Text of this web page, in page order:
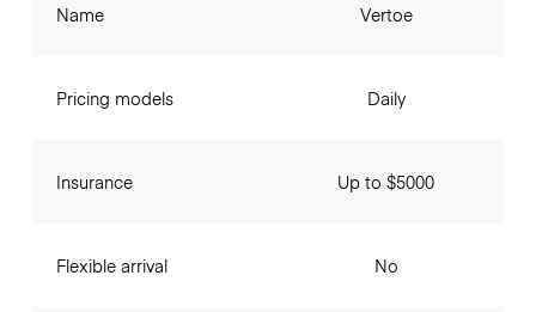
Name
Pricing models
Insurance
Flexible arrival
Vertoe
Daily
Up to $5000
No